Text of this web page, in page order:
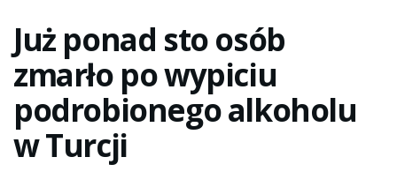
Już ponad sto osób
zmarło po wypiciu
podrobionego alkoholu
w Turcji